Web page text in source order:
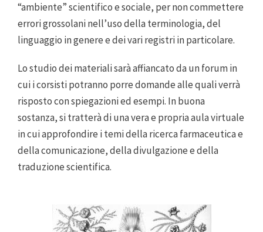
“ambiente” scientifico e sociale, per non commettere
errori grossolani nell’uso della terminologia, del
linguaggio in genere e dei vari registri in particolare.
Lo studio dei materiali sarà affiancato da un forum in
cui i corsisti potranno porre domande alle quali verrà
risposto con spiegazioni ed esempi. In buona
sostanza, si tratterà di una vera e propria aula virtuale
in cui approfondire i temi della ricerca farmaceutica e
della comunicazione, della divulgazione e della
traduzione scientifica.